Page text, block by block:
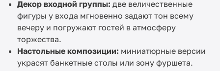
Декор входной группы: две величественные
фигуры у входа мгновенно задают тон всему
вечеру и погружают гостей в атмосферу
торжества.
Настольные композиции: миниатюрные версии
украсят банкетные столы или зону фуршета.